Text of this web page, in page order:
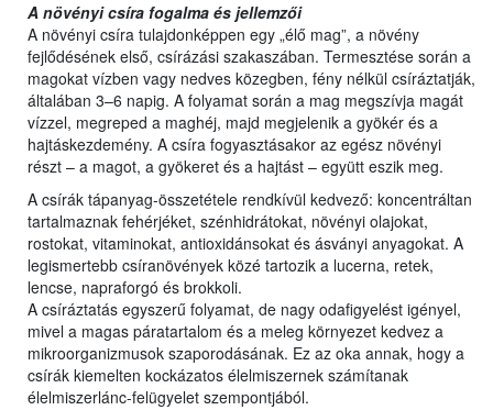
A növényi csíra fogalma és jellemzői
A növényi csíra tulajdonképpen egy „élő mag”, a növény
fejlődésének első, csírázási szakaszában. Termesztése során a
magokat vízben vagy nedves közegben, fény nélkül csíráztatják,
általában 3–6 napig. A folyamat során a mag megszívja magát
vízzel, megreped a maghéj, majd megjelenik a gyökér és a
hajtáskezdemény. A csíra fogyasztásakor az egész növényi
részt – a magot, a gyökeret és a hajtást – együtt eszik meg.
A csírák tápanyag-összetétele rendkívül kedvező: koncentráltan
tartalmaznak fehérjéket, szénhidrátokat, növényi olajokat,
rostokat, vitaminokat, antioxidánsokat és ásványi anyagokat. A
legismertebb csíranövények közé tartozik a lucerna, retek,
lencse, napraforgó és brokkoli.
A csíráztatás egyszerű folyamat, de nagy odafigyelést igényel,
mivel a magas páratartalom és a meleg környezet kedvez a
mikroorganizmusok szaporodásának. Ez az oka annak, hogy a
csírák kiemelten kockázatos élelmiszernek számítanak
élelmiszerlánc-felügyelet szempontjából.